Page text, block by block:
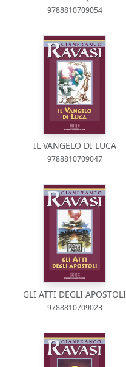
9788810709054
IL VANGELO DI LUCA
9788810709047
GLI ATTI DEGLI APOSTOLI
9788810709023